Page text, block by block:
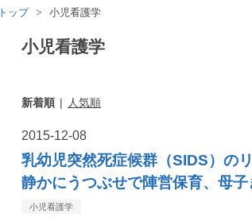
トップ > 小児看護学
小児看護学
新着順 人気順
2015-12-08
乳幼児突然死症候群（SIDS）の
静かにうつぶせで陣営保育、母子
小児看護学